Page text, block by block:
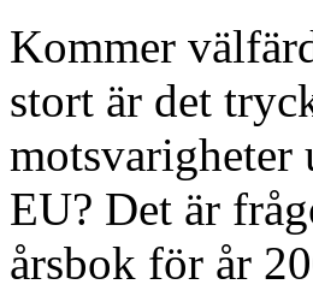
Kommer
stort är det
EU? Det är
årsbok för år